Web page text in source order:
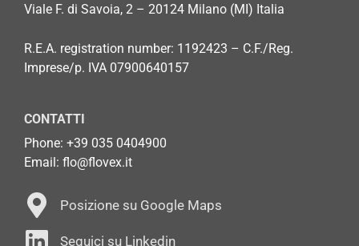
Viale F. di Savoia, 2 – 20124 Milano (MI) Italia
R.E.A. registration number: 1192423 – C.F./Reg.
Imprese/p. IVA 07900640157
CONTATTI
Phone: +39 035 0404900
Email: flo@flovex.it
Posizione su Google Maps
Seguici su Linkedin